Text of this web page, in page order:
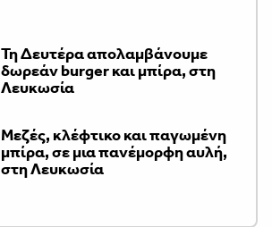
Τη Δευτέρα απολαμβάνουμε
δωρεάν burger και μπίρα, στη
Λευκωσία
Μεζές, κλέφτικο και παγωμένη
μπίρα, σε μια πανέμορφη αυλή,
στη Λευκωσία